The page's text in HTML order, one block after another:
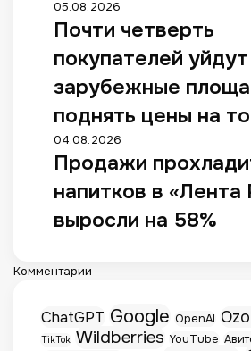
05.08.2026
Почти четверть
покупателей
зарубежные
поднять цены на
04.08.2026
Продажи
напитков в «Лента
выросли на 58%
Комментарии
ChatGPT Google OpenAI
TikTok Wildberries YouTube